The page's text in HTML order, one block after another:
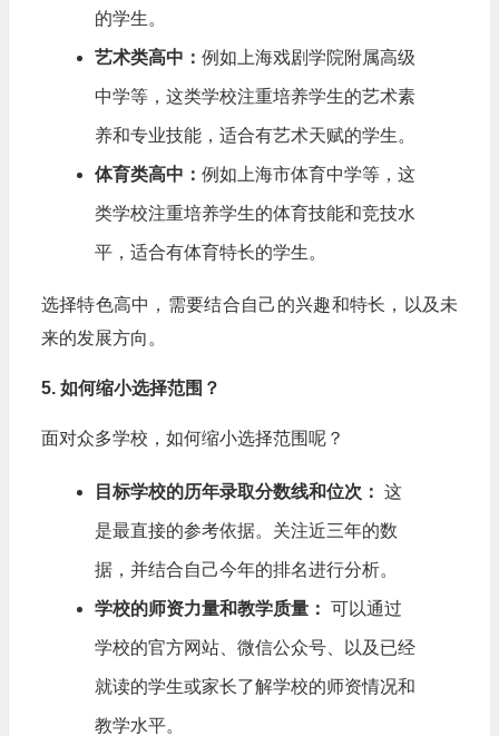
的学生。
艺术类高中： 例如上海戏剧学院附属高级
中学等，这类学校注重培养学生的艺术素
养和专业技能，适合有艺术天赋的学生。
体育类高中： 例如上海市体育中学等，这
类学校注重培养学生的体育技能和竞技水
平，适合有体育特长的学生。
选择特色高中，需要结合自己的兴趣和特长，以及未
来的发展方向。
5. 如何缩小选择范围？
面对众多学校，如何缩小选择范围呢？
目标学校的历年录取分数线和位次： 这
是最直接的参考依据。关注近三年的数
据，并结合自己今年的排名进行分析。
学校的师资力量和教学质量： 可以通过
学校的官方网站、微信公众号、以及已经
就读的学生或家长了解学校的师资情况和
教学水平。